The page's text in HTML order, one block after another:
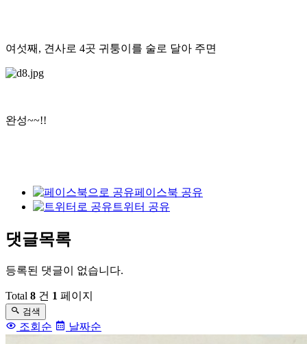
여섯째, 견사로 4곳 귀퉁이를 술로 달아 주면
완성~~!!
페이스북 공유
트위터 공유
댓글목록
등록된 댓글이 없습니다.
Total 8 건 1 페이지
검색
조회순 날짜순